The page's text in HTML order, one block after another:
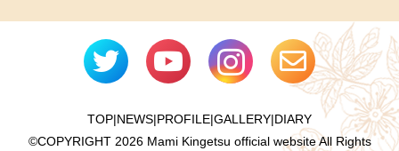
TOP|NEWS|PROFILE|GALLERY|DIARY
©COPYRIGHT 2026 Mami Kingetsu official website All Rights